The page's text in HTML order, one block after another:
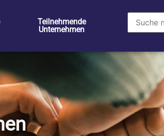
Teilnehmende
Unternehmen